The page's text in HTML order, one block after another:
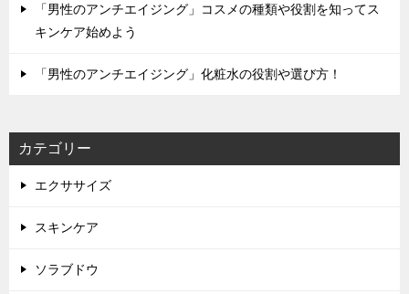
「男性のアンチエイジング」コスメの種類や役割を知ってス
キンケア始めよう
「男性のアンチエイジング」化粧水の役割や選び方！
カテゴリー
エクササイズ
スキンケア
ソラブドウ